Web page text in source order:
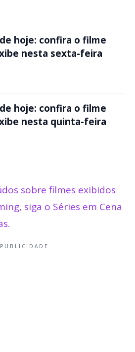
hoje: confira o filme
nesta sexta-feira
hoje: confira o filme
nesta quinta-feira
sobre filmes exibidos
siga o Séries em Cena
PUBLICIDADE